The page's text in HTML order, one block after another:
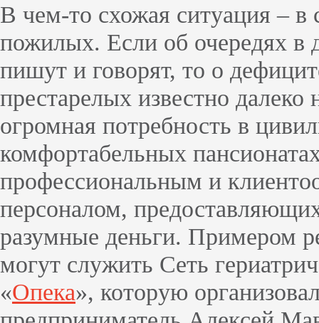
В чем-то схожая ситуация – в
пожилых. Если об очередях в
пишут и говорят, то о
престарелых известно
огромная потребность в
комфортабельных
профессиональным и
персоналом,
разумные деньги. Примером
могут служить Сеть
«Опека», которую